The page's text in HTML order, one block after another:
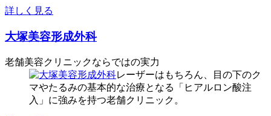
詳しく見る
大塚美容形成外科
老舗美容クリニックならではの実力
レーザーはもちろん、目の下のク
マやたるみの基本的な治療となる「ヒアルロン酸注
入」に強みを持つ老舗クリニック。